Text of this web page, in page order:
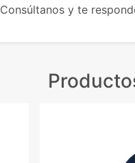
Consúltanos y te